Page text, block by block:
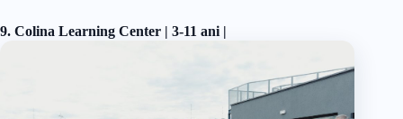
9. Colina Learning Center | 3-11 ani |